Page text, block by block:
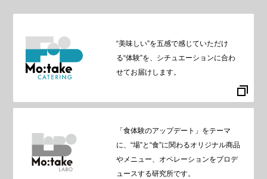
“美味しい”を五感で感じていただけ
る“体験”を、シチュエーションに合わ
せてお届けします。
「食体験のアップデート」をテーマ
に、“場”と“食”に関わるオリジナル商品
やメニュー、オペレーションをプロデ
ュースする研究所です。